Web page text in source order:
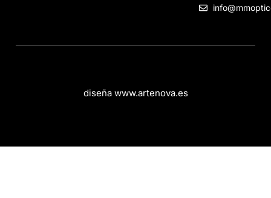
diseña www.artenova.es